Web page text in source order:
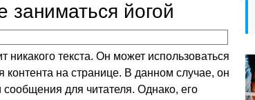
йогой
никакого текста. Он может использоваться
контента на странице. В данном случае, он
для читателя. Однако, его